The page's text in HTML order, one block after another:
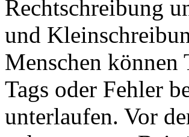
Rechtschreibung
und
Menschen
Tags oder Fehler
unterlaufen. Vor